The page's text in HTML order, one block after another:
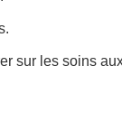
sur les soins